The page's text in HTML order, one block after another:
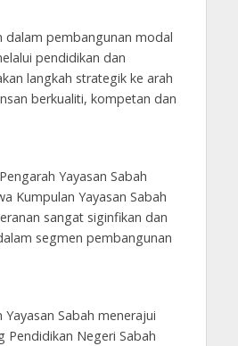
dalam pembangunan modal
pendidikan dan
langkah strategik ke arah
berkualiti, kompetan dan
Yayasan Sabah
Kumpulan Yayasan Sabah
sangat siginfikan dan
segmen pembangunan
Sabah menerajui
Pendidikan Negeri Sabah